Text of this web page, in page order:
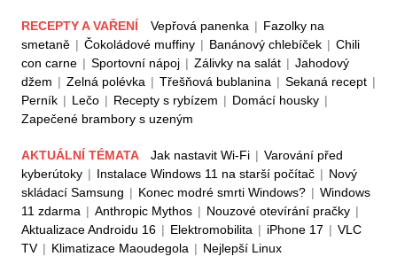
RECEPTY A VAŘENÍ Vepřová panenka | Fazolky na
smetaně | Čokoládové muffiny | Banánový chlebíček | Chili
con carne | Sportovní nápoj | Zálivky na salát | Jahodový
džem | Zelná polévka | Třešňová bublanina | Sekaná recept |
Perník | Lečo | Recepty s rybízem | Domácí housky |
Zapečené brambory s uzeným
AKTUÁLNÍ TÉMATA Jak nastavit Wi-Fi | Varování před
kyberútoky | Instalace Windows 11 na starší počítač | Nový
skládací Samsung | Konec modré smrti Windows? | Windows
11 zdarma | Anthropic Mythos | Nouzové otevírání pračky |
Aktualizace Androidu 16 | Elektromobilita | iPhone 17 | VLC
TV | Klimatizace Maoudegola | Nejlepší Linux